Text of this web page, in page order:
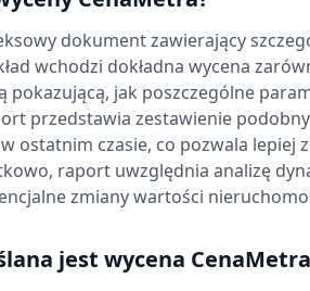
dokument zawierający
wchodzi dokładna wycena
pokazującą, jak poszczególne
przedstawia zestawienie
ostatnim czasie, co pozwala lepiej
raport uwzględnia analizę
zmiany wartości
jest wycena